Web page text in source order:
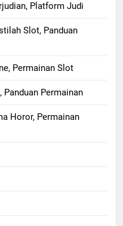
Platform Judi
Slot, Panduan
Permainan Slot
Panduan Permainan
Horor, Permainan